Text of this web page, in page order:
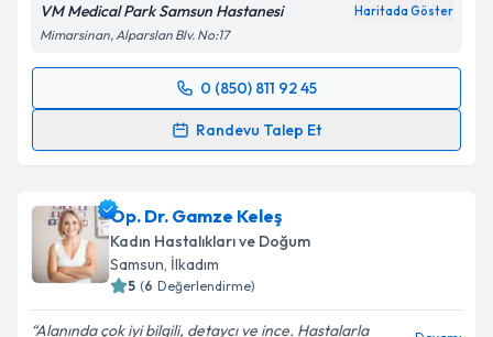
VM Medical Park Samsun Hastanesi Haritada Göster
Mimarsinan, Alparslan Blv. No:17
0 (850) 811 92 45
Randevu Talep Et
Randevu Takvimi Talebi
için bir takvim hazırlandığında e-posta ile
bilgilendireceğiz.
E-posta Adresiniz
Op. Dr. Gamze Keleş
Kadın Hastalıkları ve Doğum
Samsun, İlkadım
5 (6 Değerlendirme)
Alanında çok iyi bilgili, detaycı ve ince. Hastalarla